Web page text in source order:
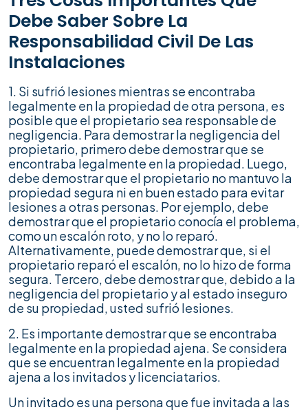
Debe Saber Sobre La
Responsabilidad Civil De Las
Instalaciones
1. Si sufrió lesiones mientras se encontraba
legalmente en la propiedad de otra persona, es
posible que el propietario sea responsable de
negligencia. Para demostrar la negligencia del
propietario, primero debe demostrar que se
encontraba legalmente en la propiedad. Luego,
debe demostrar que el propietario no mantuvo la
propiedad segura ni en buen estado para evitar
lesiones a otras personas. Por ejemplo, debe
demostrar que el propietario conocía el problema,
como un escalón roto, y no lo reparó.
Alternativamente, puede demostrar que, si el
propietario reparó el escalón, no lo hizo de forma
segura. Tercero, debe demostrar que, debido a la
negligencia del propietario y al estado inseguro
de su propiedad, usted sufrió lesiones.
2. Es importante demostrar que se encontraba
legalmente en la propiedad ajena. Se considera
que se encuentran legalmente en la propiedad
ajena a los invitados y licenciatarios.
Un invitado es una persona que fue invitada a las